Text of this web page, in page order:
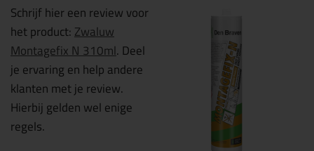
Schrijf hier een review voor
het product:Zwaluw
Montagefix N 310ml. Deel
je ervaring en help andere
klanten met je review.
Hierbij gelden wel enige
regels.